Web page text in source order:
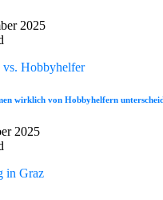
2025
wirklich von Hobbyhelfern
2025